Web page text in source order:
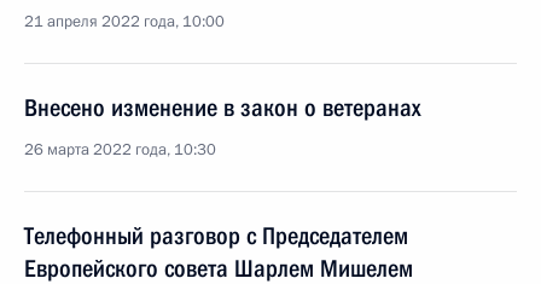
21 апреля 2022 года, 10:00
Внесено изменение в закон о ветеранах
26 марта 2022 года, 10:30
Телефонный разговор с Председателем
Европейского совета Шарлем Мишелем